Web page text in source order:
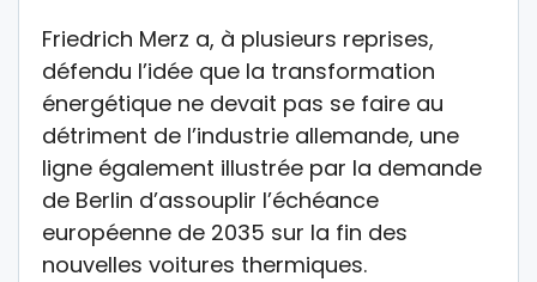
Friedrich Merz a, à plusieurs reprises,
défendu l’idée que la transformation
énergétique ne devait pas se faire au
détriment de l’industrie allemande, une
ligne également illustrée par la demande
de Berlin d’assouplir l’échéance
européenne de 2035 sur la fin des
nouvelles voitures thermiques.